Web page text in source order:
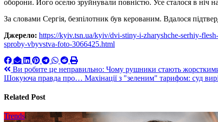
оборони. Його оселю зруйнували повністю. Усе сталося в ніч
За словами Сергія, безпілотник був керованим. Вдалося
Джерело: https://kyiv.tsn.ua/kyiv/dvi-stiny-i-zharyshche-serhiy-
sproby-vbyvstva-foto-3066425.html
Навигация
по
записям
Ви робите це неправильно: Чому рушники стають
Шокуюча правда про… Махінації з "зеленим" тарифом: суд
Related Post
Trends